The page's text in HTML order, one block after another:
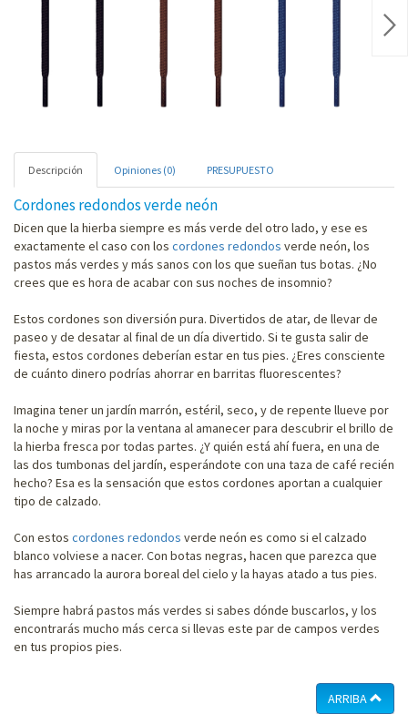
Descripción Opiniones (0) PRESUPUESTO
Cordones redondos verde neón
Dicen que la hierba siempre es más verde del otro lado, y ese es
exactamente el caso con los cordones redondos verde neón, los
pastos más verdes y más sanos con los que sueñan tus botas. ¿No
crees que es hora de acabar con sus noches de insomnio?
Estos cordones son diversión pura. Divertidos de atar, de llevar de
paseo y de desatar al final de un día divertido. Si te gusta salir de
fiesta, estos cordones deberían estar en tus pies. ¿Eres consciente
de cuánto dinero podrías ahorrar en barritas fluorescentes?
Imagina tener un jardín marrón, estéril, seco, y de repente llueve por
la noche y miras por la ventana al amanecer para descubrir el brillo de
la hierba fresca por todas partes. ¿Y quién está ahí fuera, en una de
las dos tumbonas del jardín, esperándote con una taza de café recién
hecho? Esa es la sensación que estos cordones aportan a cualquier
tipo de calzado.
Con estos cordones redondos verde neón es como si el calzado
blanco volviese a nacer. Con botas negras, hacen que parezca que
has arrancado la aurora boreal del cielo y la hayas atado a tus pies.
Siempre habrá pastos más verdes si sabes dónde buscarlos, y los
encontrarás mucho más cerca si llevas este par de campos verdes
en tus propios pies.
ARRIBA